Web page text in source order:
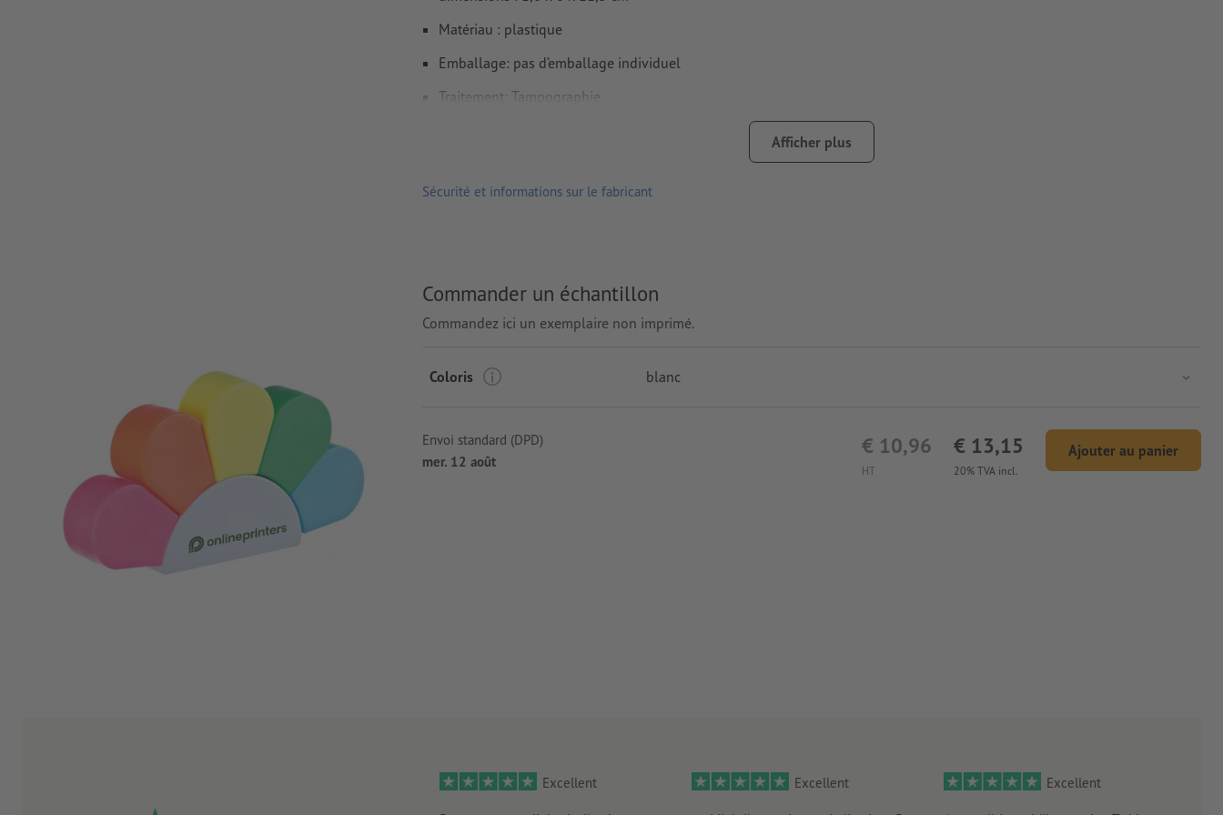
Matériau : plastique
Emballage: pas d’emballage individuel
Traitement: Tampographie
Emplacement de marquage: sur la surface blanche
Afficher plus
Sécurité et informations sur le fabricant
Commander un échantillon
Commandez ici un exemplaire non imprimé.
Coloris blanc
HT
€ 10,96
20% TVA incl.
€ 13,15 Ajouter au panier
Envoi standard (DPD)
mer. 12 août
Excellent Excellent Excellent